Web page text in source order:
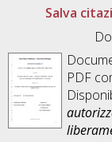
Salva
PDF